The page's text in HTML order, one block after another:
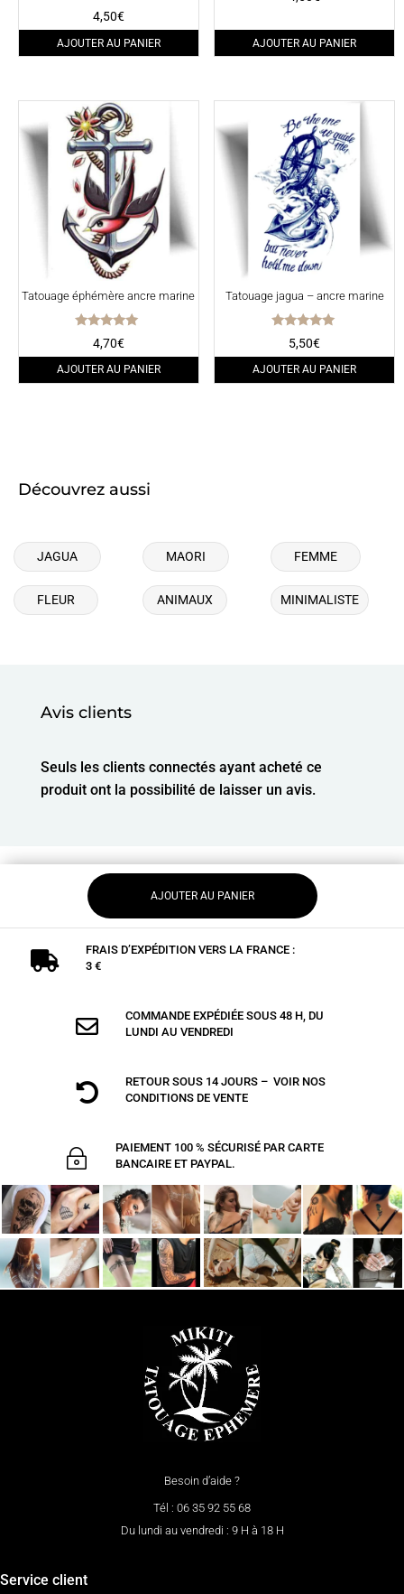
Note
5.00
sur 5
4,50€
AJOUTER AU PANIER AJOUTER AU PANIER
Tatouage éphémère ancre marine
Note
5.00
sur 5
4,70€
AJOUTER AU PANIER
Tatouage jagua – ancre marine
Note
5.00
sur 5
5,50€
AJOUTER AU PANIER
Découvrez aussi
JAGUA MAORI FEMME
FLEUR ANIMAUX MINIMALISTE
Avis clients
Seuls les clients connectés ayant acheté ce
produit ont la possibilité de laisser un avis.
AJOUTER AU PANIER

FRAIS D’EXPÉDITION VERS LA FRANCE :
3 €

COMMANDE EXPÉDIÉE SOUS 48 H, DU
LUNDI AU VENDREDI

RETOUR SOUS 14 JOURS – VOIR NOS
CONDITIONS DE VENTE
~
PAIEMENT 100 % SÉCURISÉ PAR CARTE
BANCAIRE ET PAYPAL.
Besoin d’aide ?
Tél : 06 35 92 55 68
Du lundi au vendredi : 9 H à 18 H
Service client